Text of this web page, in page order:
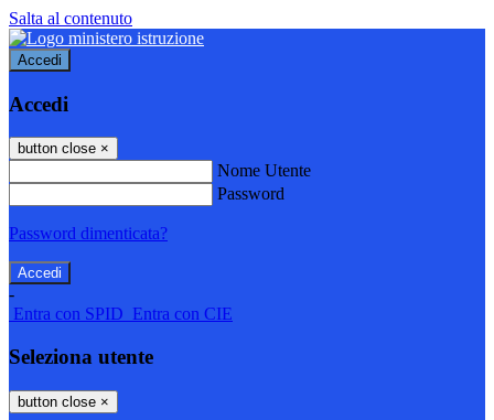
Salta al contenuto
Accedi
Accedi
button close ×
Nome Utente
Password
Password dimenticata?
-
Entra con SPID Entra con CIE
Seleziona utente
button close ×